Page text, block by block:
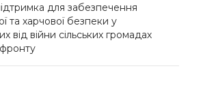
для забезпечення
та харчової безпеки у
від війни сільських громадах
фронту